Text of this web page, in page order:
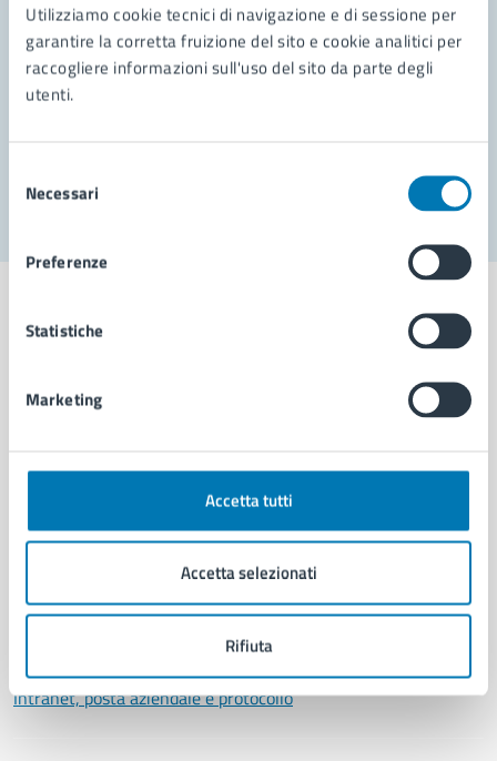
Utilizziamo cookie tecnici di navigazione e di sessione per
garantire la corretta fruizione del sito e cookie analitici per
raccogliere informazioni sull'uso del sito da parte degli
utenti.
delNecessari
Preferenze
Statistiche
Marketing
Accetta tutti
Accetta selezionati
Rifiuta
Richiedi assistenza
Prenota appuntamento
Municipalità
Politici
Documenti e dati
Intranet, posta aziendale e protocollo